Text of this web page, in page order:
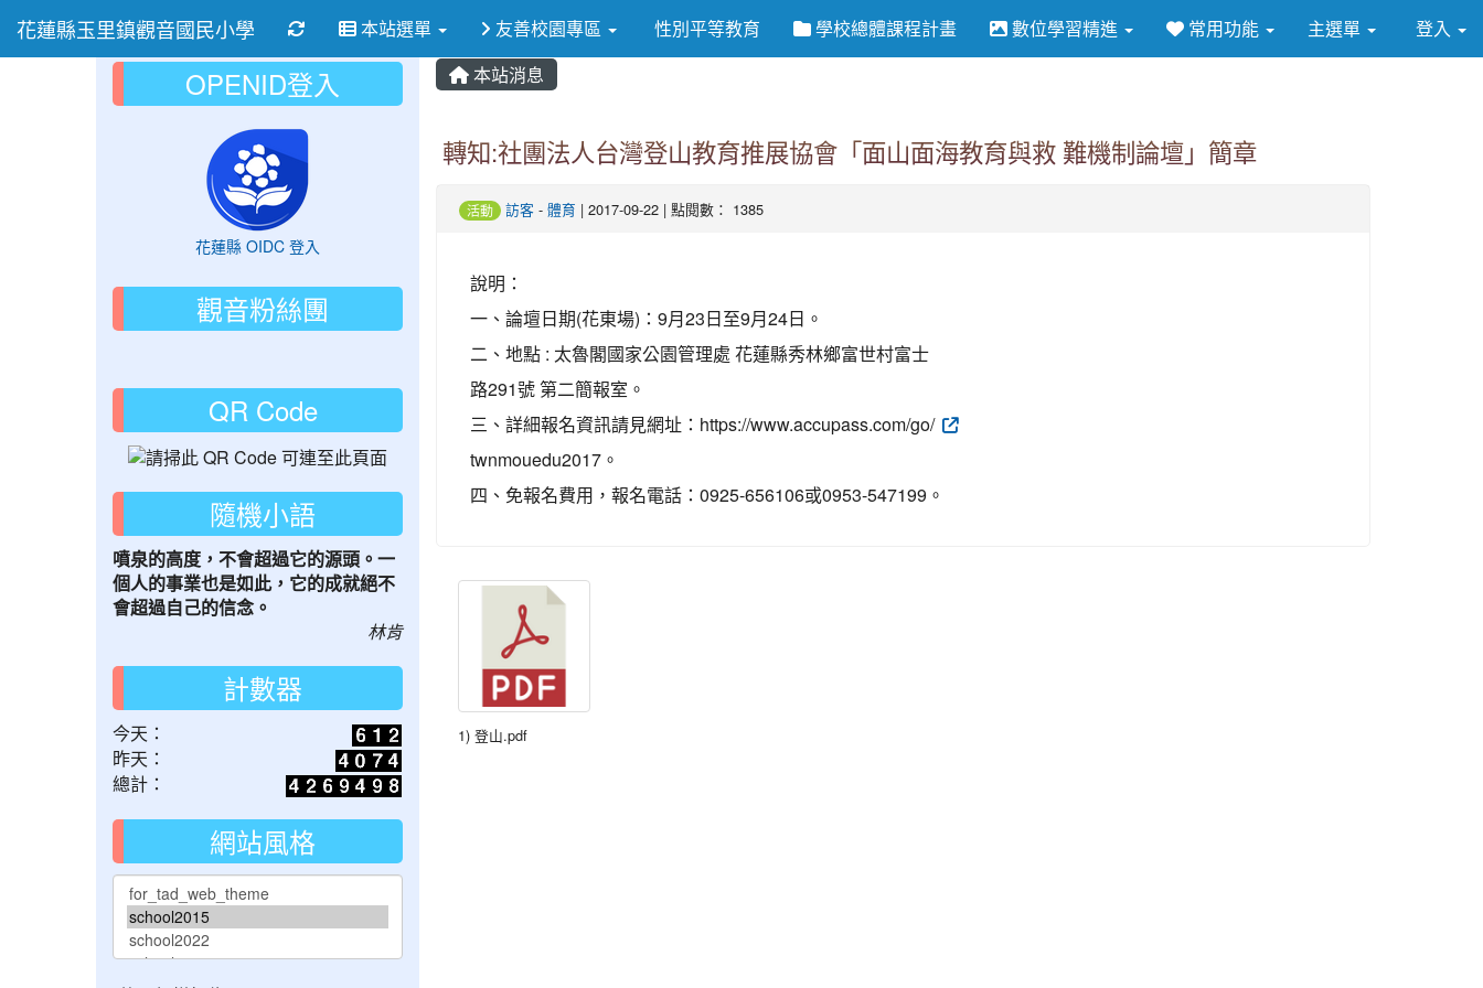
花蓮縣玉里鎮觀音國民小學 重新取得佈景設定
本站選單 友善校園專區 性別平等教育 學校總體課程計畫 數位學習精進 常用功能 主選單 登入
本站消息
轉知:社團法人台灣登山教育推展協會「面山面海教育與救 難機制論壇」簡章
活動 訪客- 體育 | 2017-09-22 | 點閱數： 1385
說明：
一、論壇日期(花東場)：9月23日至9月24日。
二、地點 : 太魯閣國家公園管理處 花蓮縣秀林鄉富世村富士
路291號 第二簡報室。
三、詳細報名資訊請見網址：https://www.accupass.com/go/
twnmouedu2017。
四、免報名費用，報名電話：0925-656106或0953-547199。
1) 登山.pdf
OPENID登入
花蓮縣 OIDC 登入
觀音粉絲團
QR Code
隨機小語
噴泉的高度，不會超過它的源頭。一
個人的事業也是如此，它的成就絕不
會超過自己的信念。
林肯
計數器
今天：
昨天：
總計：
網站風格